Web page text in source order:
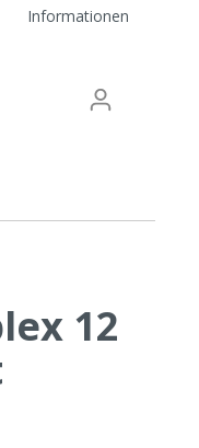
Informationen
12